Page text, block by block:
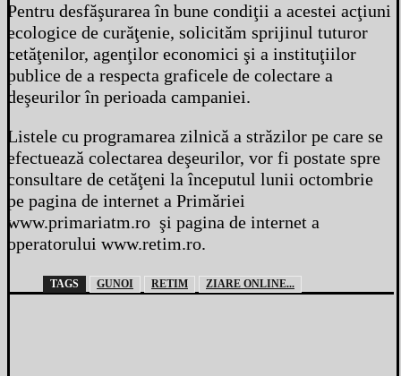
Pentru desfăşurarea în bune condiţii a acestei acţiuni
ecologice de curăţenie, solicităm sprijinul tuturor
cetăţenilor, agenţilor economici şi a instituţiilor
publice de a respecta graficele de colectare a
deşeurilor în perioada campaniei.
Listele cu programarea zilnică a străzilor pe care se
efectuează colectarea deşeurilor, vor fi postate spre
consultare de cetăţeni la începutul lunii octombrie
pe pagina de internet a Primăriei
www.primariatm.ro şi pagina de internet a
operatorului www.retim.ro.
TAGS GUNOI RETIM ZIARE ONLINE...